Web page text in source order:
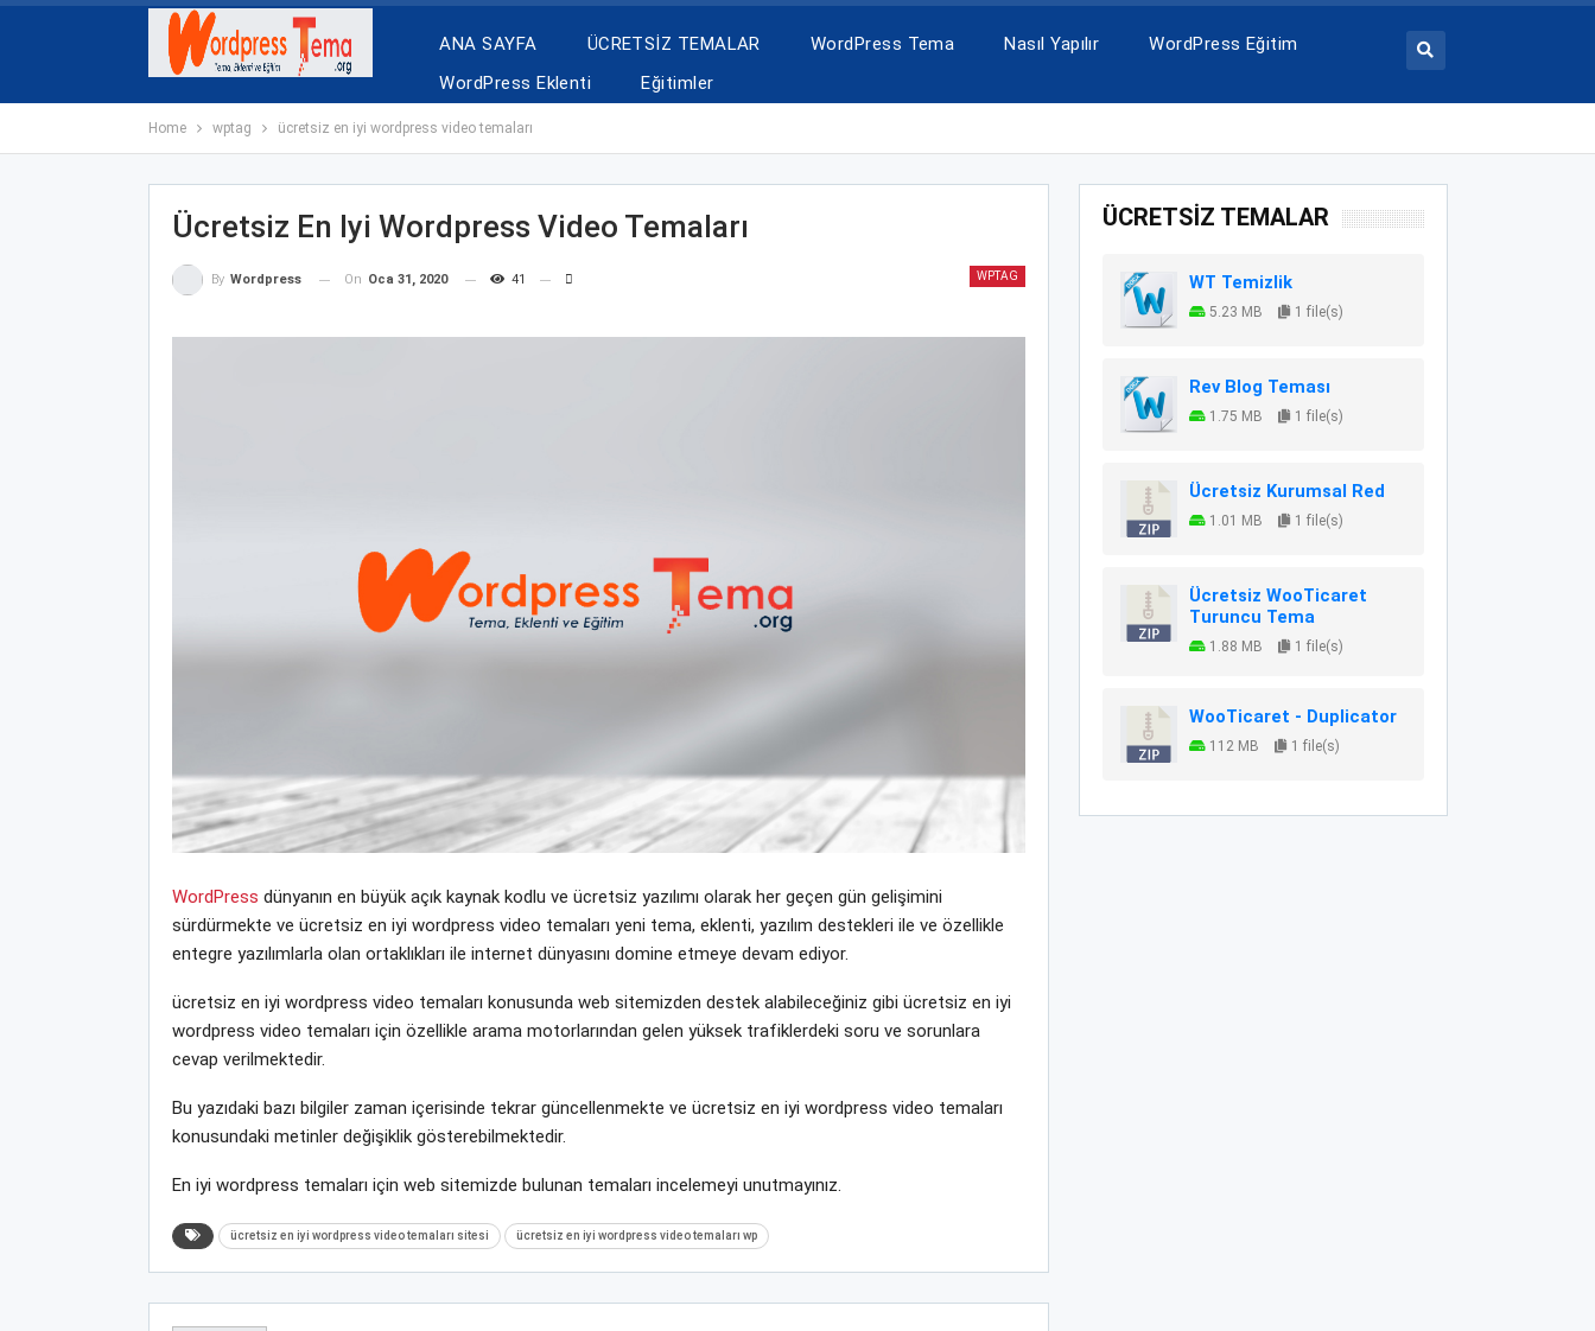
ANA SAYFA ÜCRETSİZ TEMALAR WordPress Tema Nasıl Yapılır
WordPress Eğitim
WordPress Eklenti
Eğitimler
Home wptag ücretsiz en iyi wordpress video temaları
Ücretsiz En Iyi Wordpress Video Temaları
WPTAG
By Wordpress On Oca 31, 2020 41
WordPress dünyanın en büyük açık kaynak kodlu ve ücretsiz yazılımı olarak her geçen gün gelişimini
sürdürmekte ve ücretsiz en iyi wordpress video temaları yeni tema, eklenti, yazılım destekleri ile ve özellikle
entegre yazılımlarla olan ortaklıkları ile internet dünyasını domine etmeye devam ediyor.
ücretsiz en iyi wordpress video temaları konusunda web sitemizden destek alabileceğiniz gibi ücretsiz en iyi
wordpress video temaları için özellikle arama motorlarından gelen yüksek trafiklerdeki soru ve sorunlara
cevap verilmektedir.
Bu yazıdaki bazı bilgiler zaman içerisinde tekrar güncellenmekte ve ücretsiz en iyi wordpress video temaları
konusundaki metinler değişiklik gösterebilmektedir.
En iyi wordpress temaları için web sitemizde bulunan temaları incelemeyi unutmayınız.
ücretsiz en iyi wordpress video temaları sitesi ücretsiz en iyi wordpress video temaları wp
ÜCRETSİZ TEMALAR
WT Temizlik
5.23 MB 1 file(s)
Rev Blog Teması
1.75 MB 1 file(s)
Ücretsiz Kurumsal Red
1.01 MB 1 file(s)
Ücretsiz WooTicaret
Turuncu Tema
1.88 MB 1 file(s)
WooTicaret - Duplicator
112 MB 1 file(s)